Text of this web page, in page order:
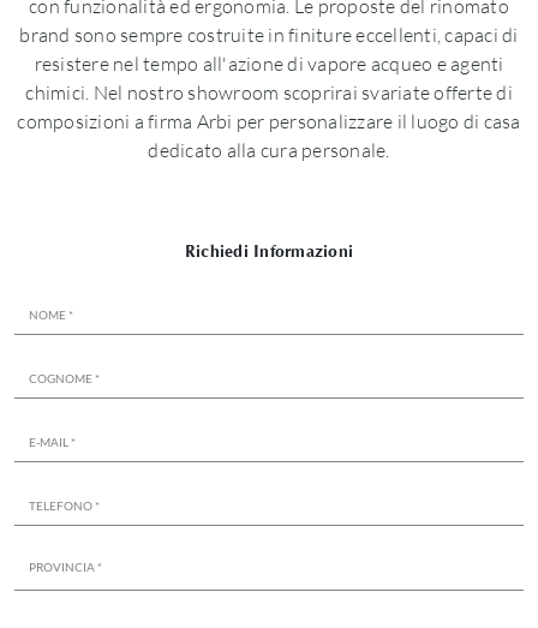
con funzionalità ed ergonomia. Le proposte del rinomato
brand sono sempre costruite in finiture eccellenti, capaci di
resistere nel tempo all'azione di vapore acqueo e agenti
chimici. Nel nostro showroom scoprirai svariate offerte di
composizioni a firma Arbi per personalizzare il luogo di casa
dedicato alla cura personale.
Richiedi Informazioni